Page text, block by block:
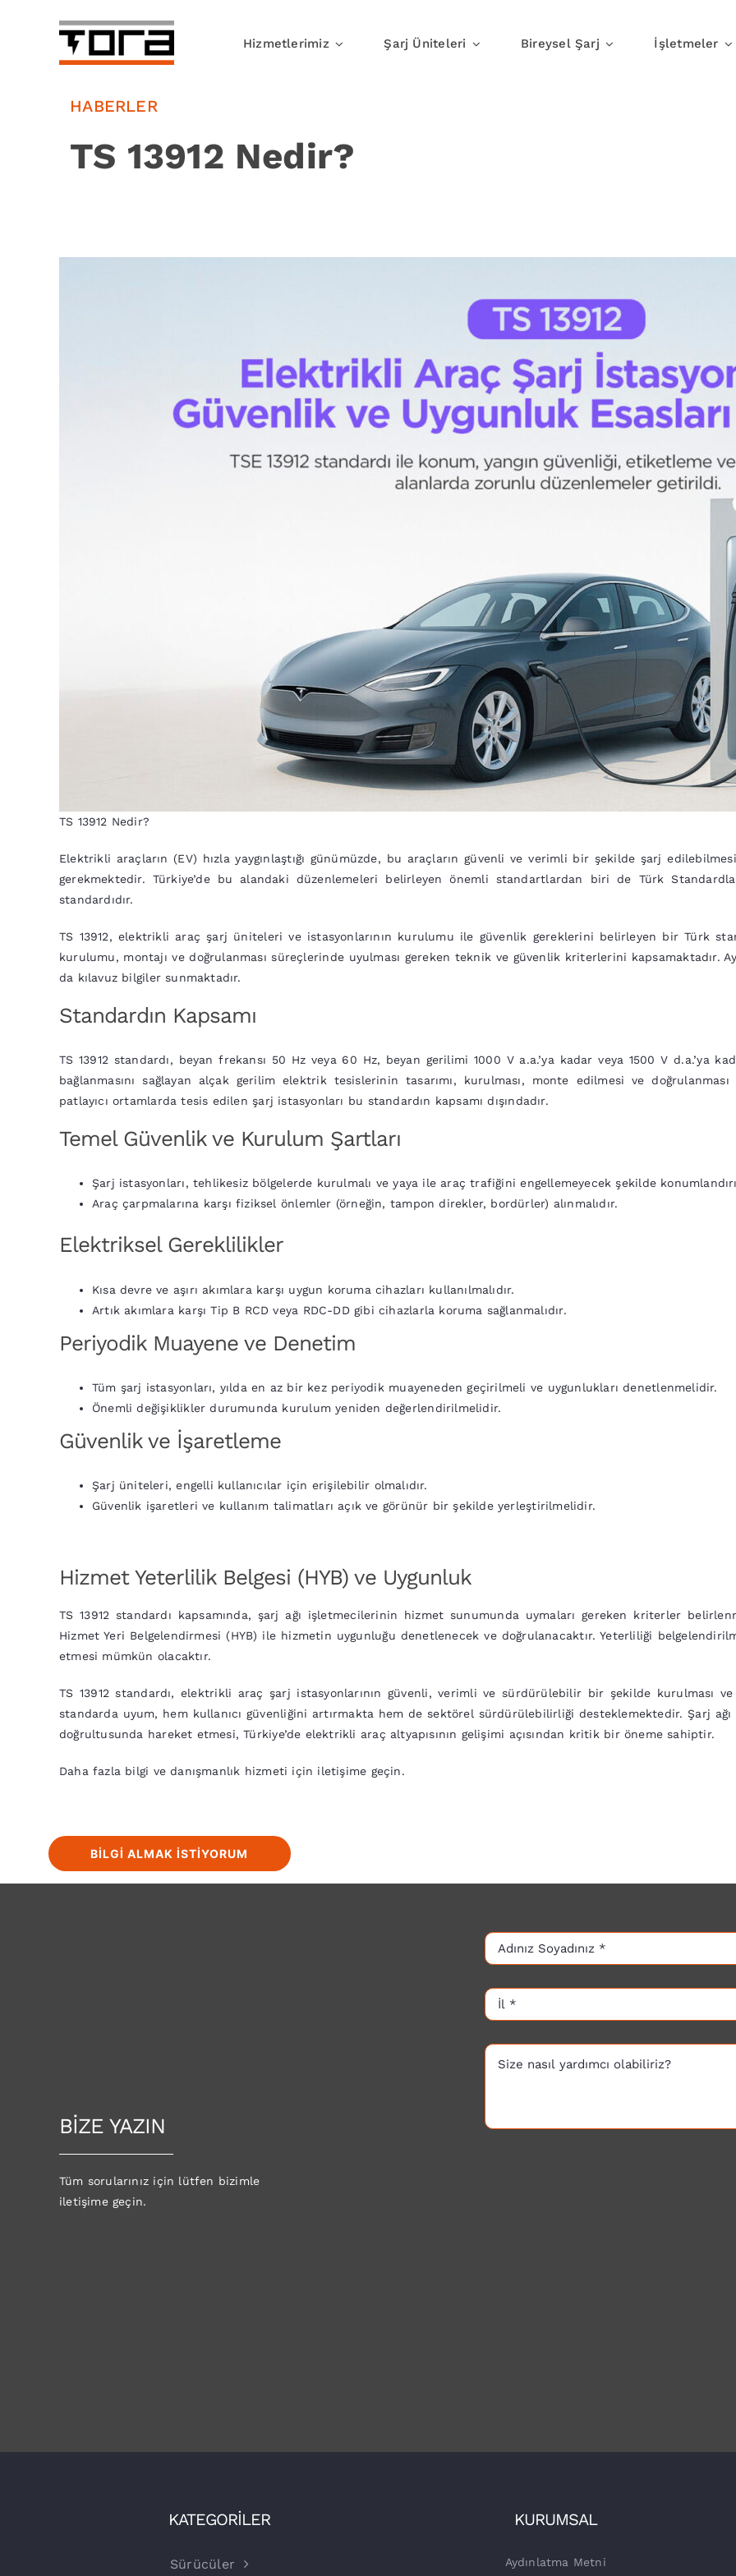
Hizmetlerimiz Şarj Üniteleri Bireysel Şarj İşletmeler
HABERLER
TS 13912 Nedir?
TS 13912 Nedir?
Elektrikli araçların (EV) hızla yaygınlaştığı günümüzde, bu araçların güvenli ve verimli bir şekilde şarj
gerekmektedir. Türkiye’de bu alandaki düzenlemeleri belirleyen önemli standartlardan biri de Türk
standardıdır.
TS 13912, elektrikli araç şarj üniteleri ve istasyonlarının kurulumu ile güvenlik gereklerini belirleyen bir Türk
kurulumu, montajı ve doğrulanması süreçlerinde uyulması gereken teknik ve güvenlik kriterlerini kapsamaktadır.
da kılavuz bilgiler sunmaktadır.
Standardın Kapsamı
TS 13912 standardı, beyan frekansı 50 Hz veya 60 Hz, beyan gerilimi 1000 V a.a.’ya kadar veya 1500 V d.a.’ya
bağlanmasını sağlayan alçak gerilim elektrik tesislerinin tasarımı, kurulması, monte edilmesi ve
patlayıcı ortamlarda tesis edilen şarj istasyonları bu standardın kapsamı dışındadır.
Temel Güvenlik ve Kurulum Şartları
Şarj istasyonları, tehlikesiz bölgelerde kurulmalı ve yaya ile araç trafiğini engellemeyecek şekilde
Araç çarpmalarına karşı fiziksel önlemler (örneğin, tampon direkler, bordürler) alınmalıdır.
Elektriksel Gereklilikler
Kısa devre ve aşırı akımlara karşı uygun koruma cihazları kullanılmalıdır.
Artık akımlara karşı Tip B RCD veya RDC-DD gibi cihazlarla koruma sağlanmalıdır.
Periyodik Muayene ve Denetim
Tüm şarj istasyonları, yılda en az bir kez periyodik muayeneden geçirilmeli ve uygunlukları denetlenmelidir.
Önemli değişiklikler durumunda kurulum yeniden değerlendirilmelidir.
Güvenlik ve İşaretleme
Şarj üniteleri, engelli kullanıcılar için erişilebilir olmalıdır.
Güvenlik işaretleri ve kullanım talimatları açık ve görünür bir şekilde yerleştirilmelidir.
Hizmet Yeterlilik Belgesi (HYB) ve Uygunluk
TS 13912 standardı kapsamında, şarj ağı işletmecilerinin hizmet sunumunda uymaları gereken kriterler
Hizmet Yeri Belgelendirmesi (HYB) ile hizmetin uygunluğu denetlenecek ve doğrulanacaktır. Yeterliliği
etmesi mümkün olacaktır.
TS 13912 standardı, elektrikli araç şarj istasyonlarının güvenli, verimli ve sürdürülebilir bir şekilde kurulması
standarda uyum, hem kullanıcı güvenliğini artırmakta hem de sektörel sürdürülebilirliği desteklemektedir. Şarj
doğrultusunda hareket etmesi, Türkiye’de elektrikli araç altyapısının gelişimi açısından kritik bir öneme sahiptir.
Daha fazla bilgi ve danışmanlık hizmeti için iletişime geçin.
BILGI ALMAK İSTIYORUM
BİZE YAZIN
Tüm sorularınız için lütfen bizimle
iletişime geçin.
KATEGORİLER
Sürücüler
KURUMSAL
Aydınlatma Metni